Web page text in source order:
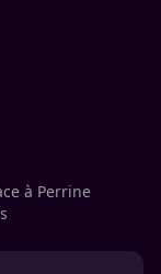
à Perrine